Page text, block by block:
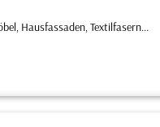
Hausfassaden, Textilfasern...